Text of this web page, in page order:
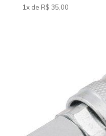
1x de R$ 35,00